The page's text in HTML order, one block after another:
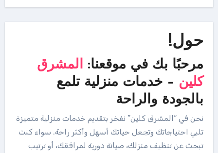
حول!
مرحبًا بك في موقعنا: المشرق
كلين – خدمات منزلية تلمع
بالجودة والراحة
نحن في “المشرق كلين” نفخر بتقديم خدمات منزلية متميزة
تلبي احتياجاتك وتجعل حياتك أسهل وأكثر راحة. سواء كنت
تبحث عن تنظيف منزلك، صيانة دورية لمرافقك، أو ترتيب